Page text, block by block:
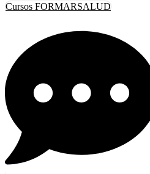
Cursos FORMARSALUD